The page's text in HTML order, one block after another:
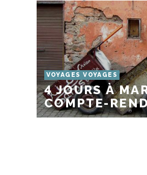
VOYAGES VOYAGES
4 JOURS À
COMPTE-